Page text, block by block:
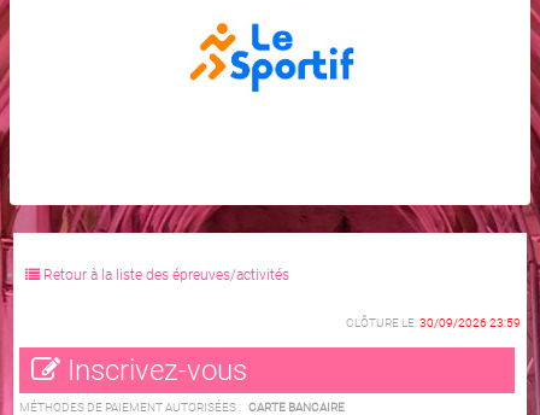
Retour à la liste des épreuves/activités
CLÔTURE LE:30/09/2026 23:59
Inscrivez-vous
MÉTHODES DE PAIEMENT AUTORISÉES : CARTE BANCAIRE